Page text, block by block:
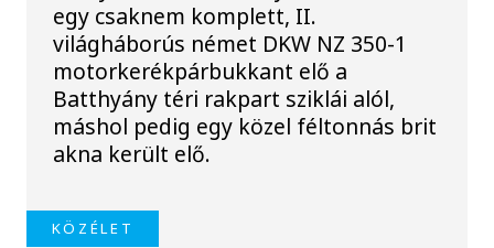
egy csaknem komplett, II.
világháborús német DKW NZ 350-1
motorkerékpárbukkant elő a
Batthyány téri rakpart sziklái alól,
máshol pedig egy közel féltonnás brit
akna került elő.
KÖZÉLET